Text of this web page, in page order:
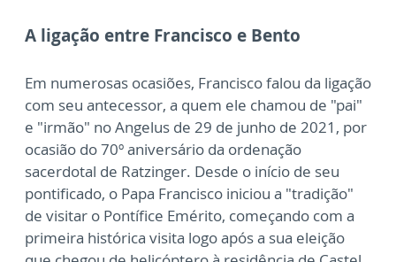
A ligação entre Francisco e Bento
Em numerosas ocasiões, Francisco falou da ligação
com seu antecessor, a quem ele chamou de "pai"
e "irmão" no Angelus de 29 de junho de 2021, por
ocasião do 70º aniversário da ordenação
sacerdotal de Ratzinger. Desde o início de seu
pontificado, o Papa Francisco iniciou a "tradição"
de visitar o Pontífice Emérito, começando com a
primeira histórica visita logo após a sua eleição